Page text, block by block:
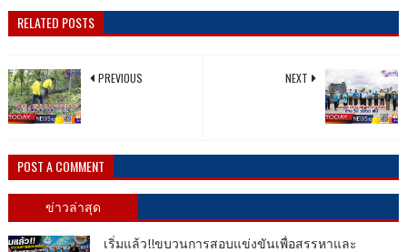
RELATED POSTS
NEXT
PREVIOUS
POST A COMMENT
ข่าวล่าสุด
เริ่มแล้ว!!ขบวนการสอบแข่งขันเพื่อสรรหาและ